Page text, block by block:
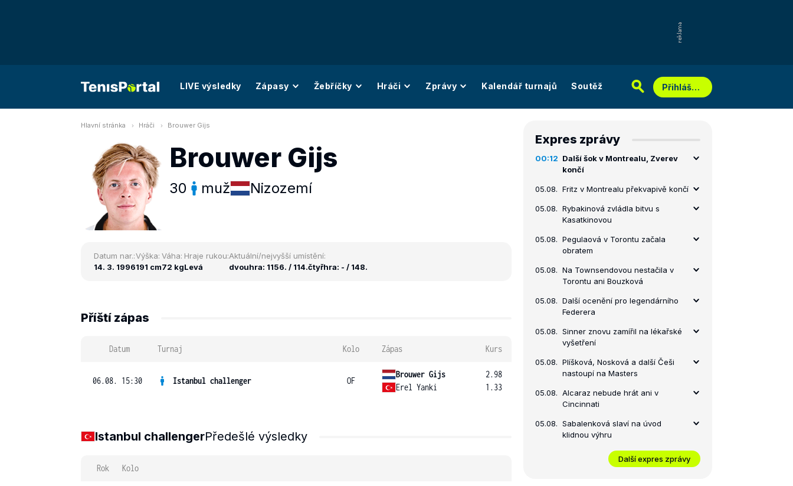
LIVE výsledky Zápasy Žebříčky Hráči Zprávy Kalendář turnajů Soutěž Přihlášení
Hlavní stránka Hráči Brouwer Gijs
Brouwer Gijs
30 muž Nizozemí
Datum nar.:
14. 3. 1996
Výška:
191 cm
Váha:
72 kg
Hraje rukou:
Levá
Aktuální/nejvyšší umístění:
dvouhra: 1156. / 114.čtyřhra: - / 148.
Příští zápas
Datum Turnaj Kolo Zápas Kurs
06.08. 15:30 Istanbul challenger OF
Brouwer Gijs
Erel Yanki
2.98
1.33
Istanbul challengerPředešlé výsledky
Rok Kolo
Expres zprávy
00:12 Další šok v Montrealu, Zverev
končí
05.08. Fritz v Montrealu překvapivě končí
05.08. Rybakinová zvládla bitvu s
Kasatkinovou
05.08. Pegulaová v Torontu začala
obratem
05.08. Na Townsendovou nestačila v
Torontu ani Bouzková
05.08. Další ocenění pro legendárního
Federera
05.08. Sinner znovu zamířil na lékařské
vyšetření
05.08. Plíšková, Nosková a další Češi
nastoupí na Masters
05.08. Alcaraz nebude hrát ani v
Cincinnati
05.08. Sabalenková slaví na úvod
klidnou výhru
Další expres zprávy